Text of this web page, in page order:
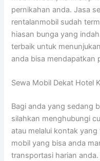
pernikahan anda. Jasa
rentalanmobil sudah
hiasan bunga yang
terbaik untuk
anda bisa mendapatkan
Sewa Mobil Dekat Hotel
Bagi anda yang sedang
silahkan menghubungi
atau melalui kontak
mobil yang bisa anda
transportasi harian